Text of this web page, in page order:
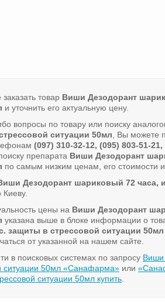
товар Виши Дезодорант
и уточнить его актуальную цену.
вопросы по товару или поиску
ситуации 50мл , Вы можете
(097) 310-32-12, (095) 803-51-
препарата Виши Дезодорант
по самым низким ценам, его стоимости
Дезодорант шариковый 72 часа,
цены на Виши Дезодорант
указана выше в блоке информации о
защиты в стрессовой ситуации 50мл
от указанной на нашем сайте.
в поисковых системах по запросу Виши
ситуации 50мл «Санафарма» или
ситуации 50мл купить